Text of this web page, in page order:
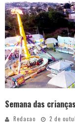
Semana das
Redacao 2 de